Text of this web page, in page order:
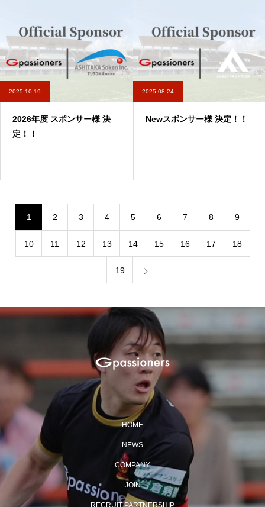
2025.10.19
2026年度 スポンサー様 決
定！！
2025.08.24
Newスポンサー様 決定！！
1 2 3 4 5 6 7 8 9
10 11 12 13 14 15 16 17 18
19
HOME
NEWS
COMPANY
JOIN
RECRUIT PARTNERSHIP